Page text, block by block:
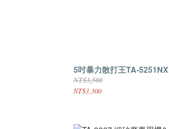
5吋暴力散打王TA-5251NX
NT$3,500
NT$3,300